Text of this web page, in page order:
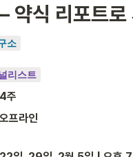
식 리포트로
소
리스트
4주
오프라인